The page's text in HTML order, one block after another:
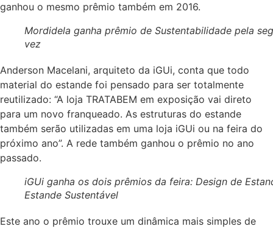
ganhou o mesmo prêmio também em 2016.
Mordidela ganha prêmio de Sustentabilidade pela
vez
Anderson Macelani, arquiteto da iGUi, conta que todo
material do estande foi pensado para ser totalmente
reutilizado: “A loja TRATABEM em exposição vai direto
para um novo franqueado. As estruturas do estande
também serão utilizadas em uma loja iGUi ou na feira do
próximo ano”. A rede também ganhou o prêmio no ano
passado.
iGUi ganha os dois prêmios da feira: Design de
Estande Sustentável
Este ano o prêmio trouxe um dinâmica mais simples de